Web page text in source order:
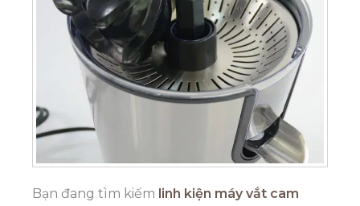
Bạn đang tìm kiếm linh kiện máy vắt cam